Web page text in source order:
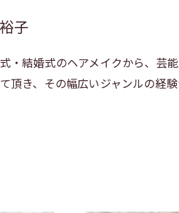
子
・結婚式のヘアメイクから、芸
頂き、その幅広いジャンルの経